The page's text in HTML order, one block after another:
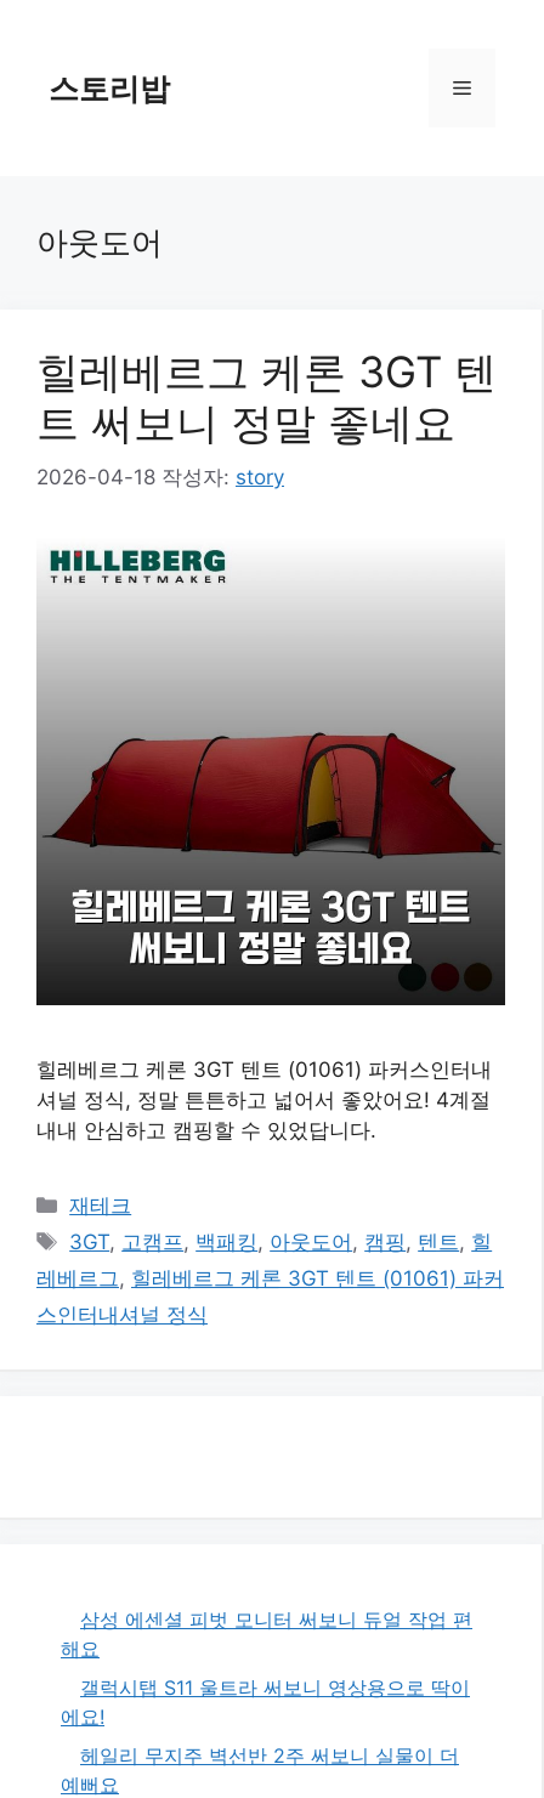
스토리밥 메
아웃도어
힐레베르그 케론 3GT 텐
트 써보니 정말 좋네요
2026-04-18 작성자: story
힐레베르그 케론 3GT 텐트 (01061) 파커스인터내
셔널 정식, 정말 튼튼하고 넓어서 좋았어요! 4계절
내내 안심하고 캠핑할 수 있었답니다.
카
테
리
재테크
태
그
3GT, 고캠프 , 백패킹 , 아웃도어 , 캠핑 , 텐트 , 힐
레베르그 , 힐레베르그 케론 3GT 텐트 (01061) 파커
스인터내셔널 정식
삼성 에센셜 피벗 모니터 써보니 듀얼 작업 편
해요
갤럭시탭 S11 울트라 써보니 영상용으로 딱이
에요!
헤일리 무지주 벽선반 2주 써보니 실물이 더
예뻐요